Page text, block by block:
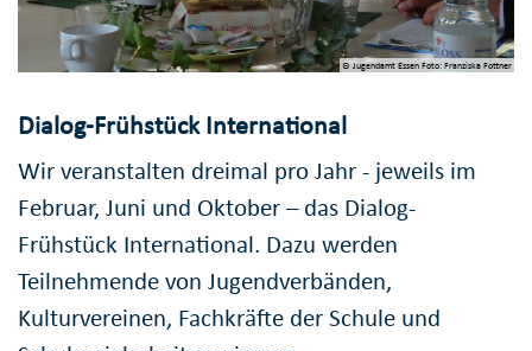
© Jugendamt Essen Foto: Franziska Fottner
Dialog-Frühstück International
Wir veranstalten dreimal pro Jahr - jeweils im
Februar, Juni und Oktober – das Dialog-
Frühstück International. Dazu werden
Teilnehmende von Jugendverbänden,
Kulturvereinen, Fachkräfte der Schule und